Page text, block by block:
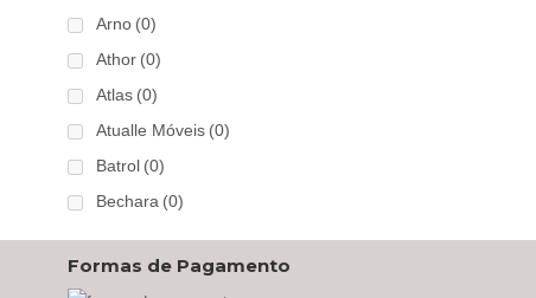
Arno (0)
Athor (0)
Atlas (0)
Atualle Móveis (0)
Batrol (0)
Bechara (0)
Belaflex (0)
Bem Estar Clima (0)
Formas de Pagamento